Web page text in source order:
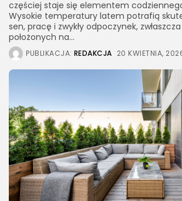
częściej staje się elementem
Wysokie temperatury latem potrafią
sen, pracę i zwykły odpoczynek,
położonych na...
PUBLIKACJA: REDAKCJA 20 KWIETNIA,